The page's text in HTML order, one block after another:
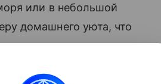
или в небольшой
домашнего уюта, что